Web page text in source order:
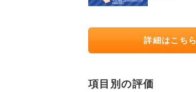
詳細はこちら
項目別の評価